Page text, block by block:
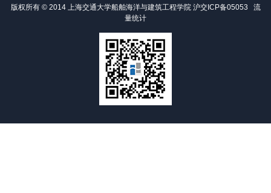
版权所有 © 2014 上海交通大学船舶海洋与建筑工程学院 沪交ICP备05053
流
量统计